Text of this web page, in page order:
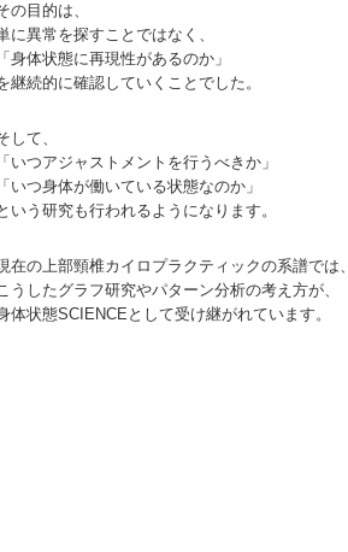
の目的は、
に異常を探すことではなく、
「身体状態に再現性があるのか」
継続的に確認していくことでした。
して、
「いつアジャストメントを行うべきか」
「いつ身体が働いている状態なのか」
いう研究も行われるようになります。
在の上部頸椎カイロプラクティックの系譜では、
うしたグラフ研究やパターン分析の考え方が、
体状態SCIENCEとして受け継がれています。